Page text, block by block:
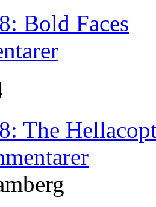
Bold Faces
The